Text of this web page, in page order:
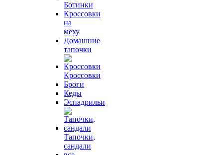
Ботинки
Кроссовки
на
меху
Домашние
тапочки
Кроссовки
Броги
Кеды
Эспадрильи
Тапочки,
сандали